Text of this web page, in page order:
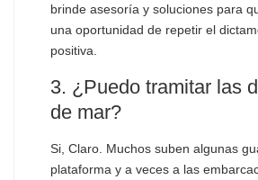
brinde asesoría y soluciones para
una oportunidad de repetir el
positiva.
3. ¿Puedo tramitar las
de mar?
Si, Claro. Muchos suben algunas
plataforma y a veces a las